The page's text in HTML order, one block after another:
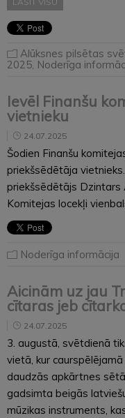
Alūksnes pilsētas
2025 Noderīga
Ievēl Finanšu
vietnieku
24.07.2025
Šodien Finanšu
priekšsēdētāja
priekšsēdētājs Dzintars
Komitejas locekļi
Noderīga informācija
Aicinām uz jau
cītaras jeb
24.07.2025
3. augustā, svētdienā
vietā, kur
daudzās apkārtnes
gadsimta beigās
mūzikas instruments,